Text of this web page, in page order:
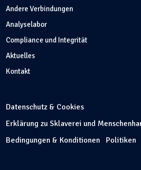
Andere Verbindungen
Analyselabor
Compliance und Integrität
Aktuelles
Kontakt
Datenschutz & Cookies
Erklärung zu Sklaverei und
Bedingungen & Konditionen
Politiken